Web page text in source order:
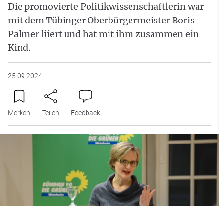
Die promovierte Politikwissenschaftlerin war
mit dem Tübinger Oberbürgermeister Boris
Palmer liiert und hat mit ihm zusammen ein
Kind.
25.09.2024
Merken Teilen Feedback